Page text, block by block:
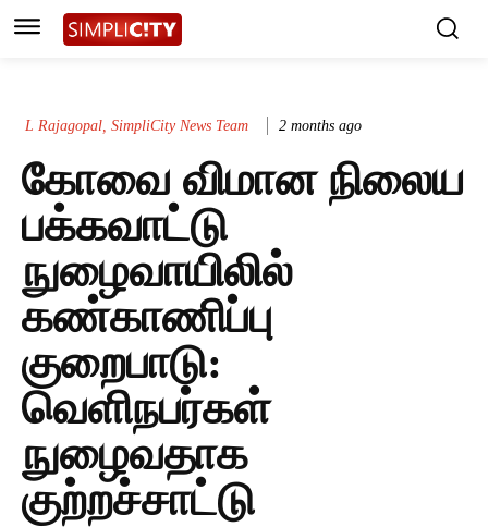
L Rajagopal, SimpliCity News Team 2 months ago
கோவை விமான நிலைய
பக்கவாட்டு
நுழைவாயிலில்
கண்காணிப்பு
குறைபாடு:
வெளிநபர்கள்
நுழைவதாக
குற்றச்சாட்டு